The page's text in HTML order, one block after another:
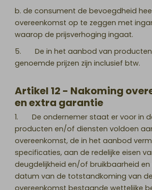
b. de consument de bevoegdheid
overeenkomst op te zeggen met
waarop de prijsverhoging ingaat.
5. De in het aanbod van producten
genoemde prijzen zijn inclusief btw.
Artikel 12 - Nakoming
en extra garantie
1. De ondernemer staat er voor in
producten en/of diensten voldoen
overeenkomst, de in het aanbod
specificaties, aan de redelijke eisen
deugdelijkheid en/of bruikbaarheid
datum van de totstandkoming van de